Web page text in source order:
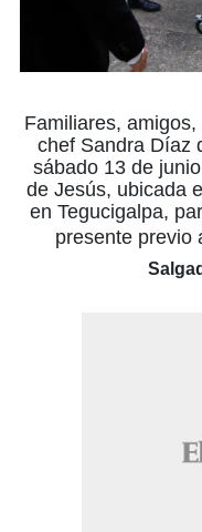
Familiares,
chef Sandra Díaz
sábado 13 de
de Jesús, ubicada
en Tegucigalpa,
presente previo